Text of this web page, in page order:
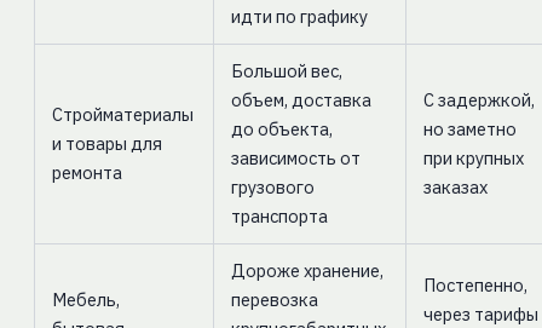
идти по графику
Стройматериалы
и товары для
ремонта
Большой вес,
объем, доставка
до объекта,
зависимость от
грузового
транспорта
С задержкой,
но заметно
при крупных
заказах
Мебель,
Дороже хранение,
перевозка
Постепенно,
через тарифы